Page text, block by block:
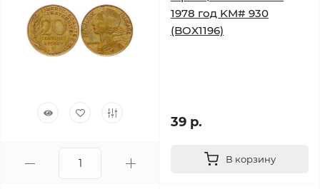
1978 год KM# 930
(BOX1196)
39 р.
В корзину